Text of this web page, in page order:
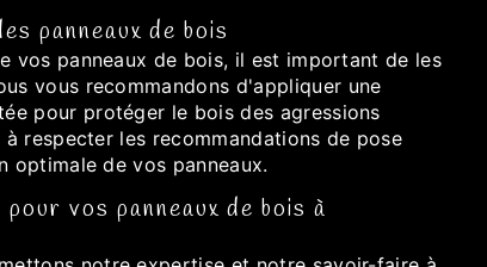
panneaux de bois
vos panneaux de bois, il est important de les
vous recommandons d'appliquer une
pour protéger le bois des agressions
respecter les recommandations de pose
optimale de vos panneaux.
vos panneaux de bois à